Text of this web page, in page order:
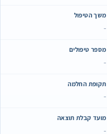
משך הטיפול
-
מספר טיפולים
-
תקופת החלמה
-
מועד קבלת תוצאה
-